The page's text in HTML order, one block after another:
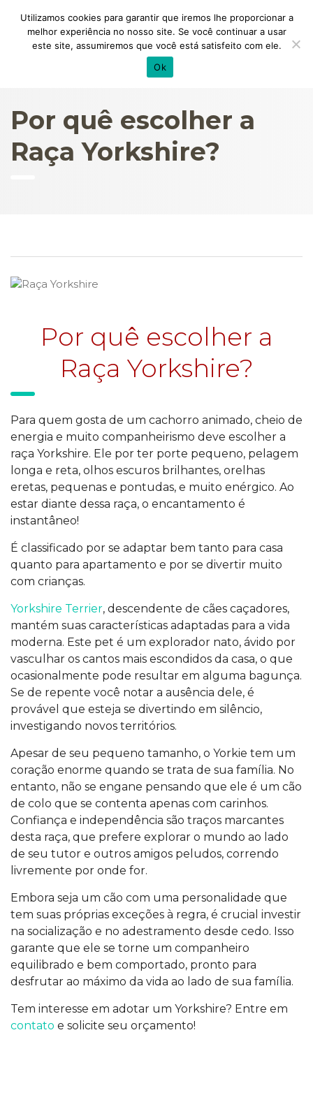
Por quê escolher a
Raça Yorkshire?
Por quê escolher a
Raça Yorkshire?
Para quem gosta de um cachorro animado, cheio de
energia e muito companheirismo deve escolher a
raça Yorkshire. Ele por ter porte pequeno, pelagem
longa e reta, olhos escuros brilhantes, orelhas
eretas, pequenas e pontudas, e muito enérgico. Ao
estar diante dessa raça, o encantamento é
instantâneo!
É classificado por se adaptar bem tanto para casa
quanto para apartamento e por se divertir muito
com crianças.
Yorkshire Terrier, descendente de cães caçadores,
mantém suas características adaptadas para a vida
moderna. Este pet é um explorador nato, ávido por
vasculhar os cantos mais escondidos da casa, o que
ocasionalmente pode resultar em alguma bagunça.
Se de repente você notar a ausência dele, é
provável que esteja se divertindo em silêncio,
investigando novos territórios.
Apesar de seu pequeno tamanho, o Yorkie tem um
coração enorme quando se trata de sua família. No
entanto, não se engane pensando que ele é um cão
de colo que se contenta apenas com carinhos.
Confiança e independência são traços marcantes
desta raça, que prefere explorar o mundo ao lado
de seu tutor e outros amigos peludos, correndo
livremente por onde for.
Embora seja um cão com uma personalidade que
tem suas próprias exceções à regra, é crucial investir
na socialização e no adestramento desde cedo. Isso
garante que ele se torne um companheiro
equilibrado e bem comportado, pronto para
desfrutar ao máximo da vida ao lado de sua família.
Tem interesse em adotar um Yorkshire? Entre em
contato e solicite seu orçamento!
Utilizamos cookies para garantir que iremos lhe proporcionar a
melhor experiência no nosso site. Se você continuar a usar
este site, assumiremos que você está satisfeito com ele.
Ok